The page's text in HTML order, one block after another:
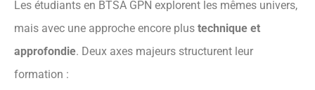
Les étudiants en BTSA GPN explorent les mêmes univers,
mais avec une approche encore plus technique et
approfondie. Deux axes majeurs structurent leur
formation :